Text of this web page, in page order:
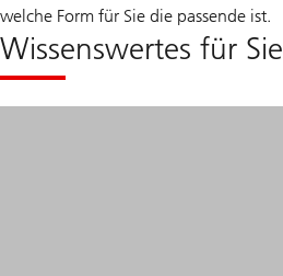
welche Form für Sie die passende ist.
Wissenswertes für Sie